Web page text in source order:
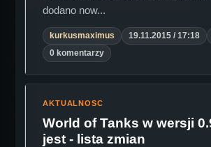
dodano now...
kurkusmaximus 19.11.2015 / 17:18
0 komentarzy
AKTUALNOSC
World of Tanks w wersji
jest - lista zmian